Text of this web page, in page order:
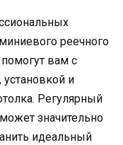
реечного
вам с
и
Регулярный
значительно
идеальный